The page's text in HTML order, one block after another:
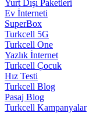
Yurt Dışı Paketleri
Ev İnterneti
SuperBox
Turkcell 5G
Turkcell One
Yazlık İnternet
Turkcell Çocuk
Hız Testi
Turkcell Blog
Pasaj Blog
Turkcell Kampanyalar